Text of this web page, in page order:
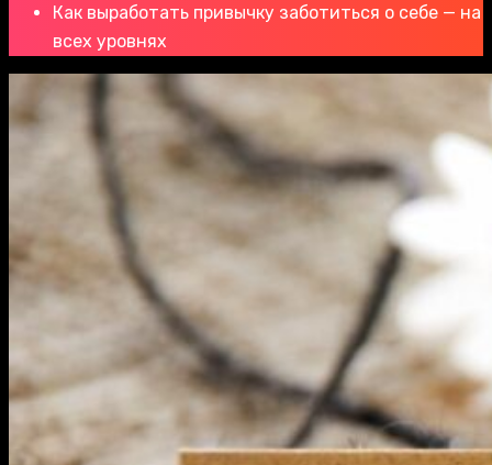
Как выработать привычку заботиться о себе — на
всех уровнях